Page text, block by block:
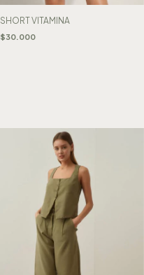
SHORT VITAMINA
$30.000